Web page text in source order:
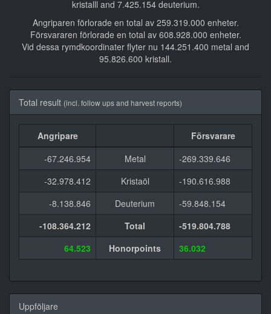
kristalll and 7.425.154 deuterium.
Angriparen förlorade en total av 259.319.000 enheter.
Försvararen förlorade en total av 608.928.000 enheter.
Vid dessa rymdkoordinater flyter nu 144.251.400 metal and
95.826.600 kristall.
Total result (incl. follow ups and harvest reports)
Angripare
Försvarare
-67.246.954
Metal
-269.339.646
-32.978.412
Kristaöl
-190.616.988
-8.138.846
Deuterium
-59.848.154
-108.364.212
Total
-519.804.788
64.523
Honorpoints 36.032
Uppföljare